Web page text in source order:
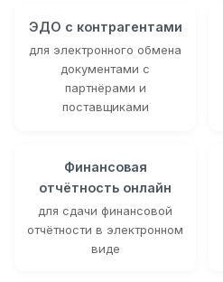
ЭДО с контрагентами
для электронного обмена
документами с
партнёрами и
поставщиками
Финансовая
отчётность онлайн
для сдачи финансовой
отчётности в электронном
виде